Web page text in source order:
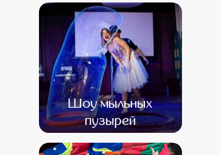
Шоу мыльных
пузырей
от 0 от 0